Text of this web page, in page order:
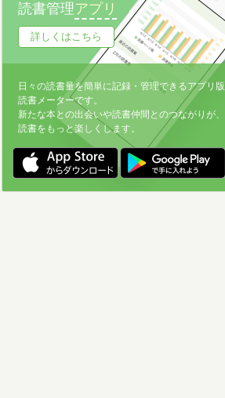
読書管理アプリ
詳しくはこちら
日々の読書量を簡単に記録・管理できるアプリ版
読書メーターです。
新たな本との出会いや読書仲間とのつながりが、
読書をもっと楽しくします。